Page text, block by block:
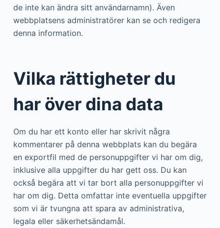
de inte kan ändra sitt användarnamn). Även
webbplatsens administratörer kan se och redigera
denna information.
Vilka rättigheter du
har över dina data
Om du har ett konto eller har skrivit några
kommentarer på denna webbplats kan du begära
en exportfil med de personuppgifter vi har om dig,
inklusive alla uppgifter du har gett oss. Du kan
också begära att vi tar bort alla personuppgifter vi
har om dig. Detta omfattar inte eventuella uppgifter
som vi är tvungna att spara av administrativa,
legala eller säkerhetsändamål.